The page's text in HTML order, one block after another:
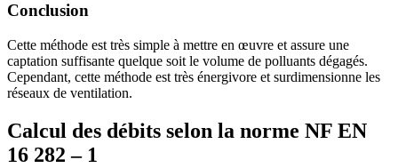
Conclusion
Cette méthode est très simple à mettre en œuvre et assure une
captation suffisante quelque soit le volume de polluants dégagés.
Cependant, cette méthode est très énergivore et surdimensionne les
réseaux de ventilation.
Calcul des débits selon la norme NF EN
16 282 – 1